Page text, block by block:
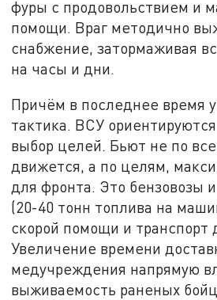
фуры с продовольствием и
помощи. Враг методично
снабжение, затормаживая
на часы и дни.
Причём в последнее время у
тактика. ВСУ
выбор целей. Бьют не по
движется, а по целям,
для фронта. Это бензовозы
(20-40 тонн топлива на
скорой помощи и транспорт
Увеличение времени
медучреждения напрямую
выживаемость раненых